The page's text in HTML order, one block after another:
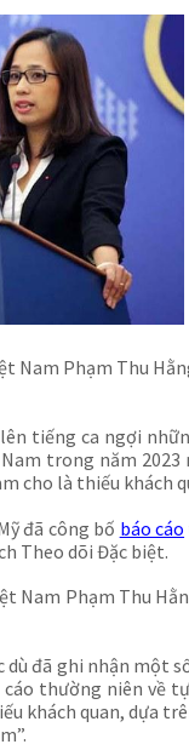
Nam Phạm Thu
tiếng ca ngợi
trong năm
cho là thiếu khách
đã công bố báo cáo
Theo dõi Đặc biệt.
Nam Phạm Thu
dù đã ghi nhận một
thường niên về
khách quan, dựa